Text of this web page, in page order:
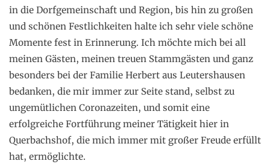
in die Dorfgemeinschaft und Region, bis hin zu großen
und schönen Festlichkeiten halte ich sehr viele schöne
Momente fest in Erinnerung. Ich möchte mich bei all
meinen Gästen, meinen treuen Stammgästen und ganz
besonders bei der Familie Herbert aus Leutershausen
bedanken, die mir immer zur Seite stand, selbst zu
ungemütlichen Coronazeiten, und somit eine
erfolgreiche Fortführung meiner Tätigkeit hier in
Querbachshof, die mich immer mit großer Freude erfüllt
hat, ermöglichte.